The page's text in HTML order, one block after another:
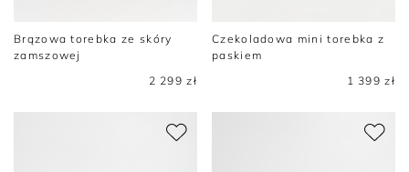
Brązowa torebka ze skóry
zamszowej
2 299 zł
Czekoladowa mini torebka z
paskiem
1 399 zł